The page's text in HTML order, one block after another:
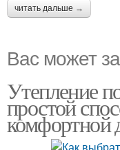
читать дальше →
Вас может
Утепление
простой
комфортной